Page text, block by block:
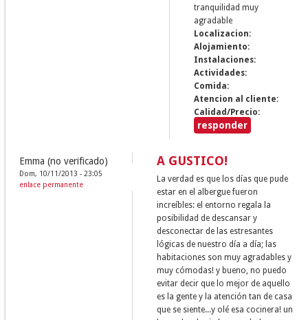
tranquilidad muy
agradable
Localizacion:
Alojamiento:
Instalaciones:
Actividades:
Comida:
Atencion al cliente:
Calidad/Precio:
responder
Emma (no verificado)
Dom, 10/11/2013 - 23:05
enlace permanente
A GUSTICO!
La verdad es que los días que pude
estar en el albergue fueron
increíbles: el entorno regala la
posibilidad de descansar y
desconectar de las estresantes
lógicas de nuestro día a día; las
habitaciones son muy agradables y
muy cómodas! y bueno, no puedo
evitar decir que lo mejor de aquello
es la gente y la atención tan de casa
que se siente...y olé esa cocinera! un